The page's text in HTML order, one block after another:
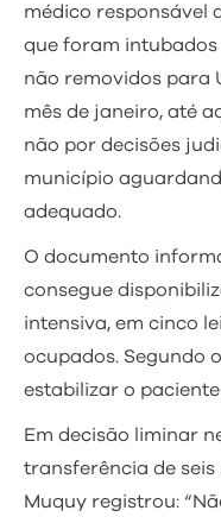
médico responsável
que foram intubados
não removidos para
mês de janeiro, até
não por decisões
município
adequado.
O documento
consegue
intensiva, em cinco
ocupados. Segundo
estabilizar o
Em decisão liminar
transferência de seis
Muquy registrou: